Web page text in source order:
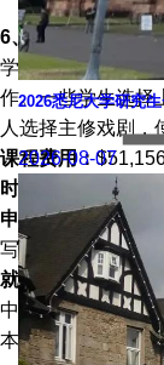
6、戏剧艺术
学制为4年，戏剧
作。一些学生选择
人选择主修戏剧，
课程费用：
时间：
早申：11
申请要求：在网上
写作样本、SAT或
就业方向：该计划
中包括：表演、导
本创作、戏剧学、
2026悉尼大学研究
2026-08-07